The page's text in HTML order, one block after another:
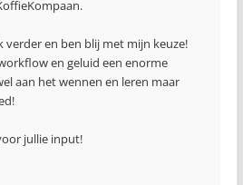
verder en ben blij met mijn keuze!
en geluid een enorme
aan het wennen en leren maar
jullie input!